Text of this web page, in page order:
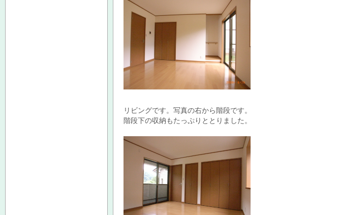
リビングです。写真の右から階段です。
階段下の収納もたっぷりととりました。